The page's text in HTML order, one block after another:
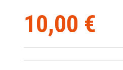
10,00 €